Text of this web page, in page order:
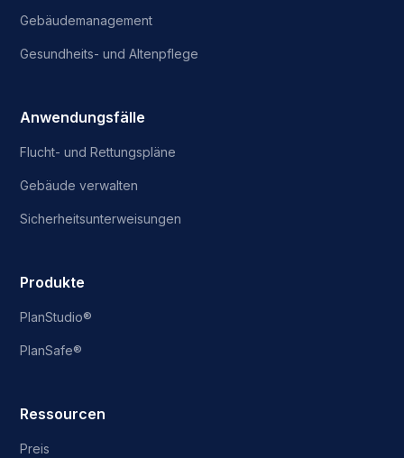
Gebäudemanagement
Gesundheits- und Altenpflege
Anwendungsfälle
Flucht- und Rettungspläne
Gebäude verwalten
Sicherheitsunterweisungen
Produkte
PlanStudio®
PlanSafe®
Ressourcen
Preis